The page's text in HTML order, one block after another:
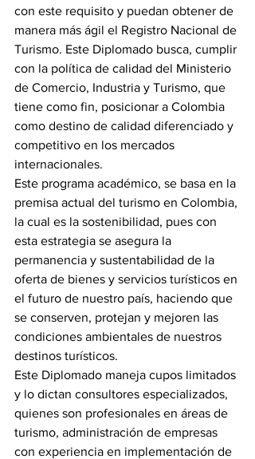
con este requisito y puedan obtener de
manera más ágil el Registro Nacional de
Turismo. Este Diplomado busca, cumplir
con la política de calidad del Ministerio
de Comercio, Industria y Turismo, que
tiene como fin, posicionar a Colombia
como destino de calidad diferenciado y
competitivo en los mercados
internacionales.
Este programa académico, se basa en la
premisa actual del turismo en Colombia,
la cual es la sostenibilidad, pues con
esta estrategia se asegura la
permanencia y sustentabilidad de la
oferta de bienes y servicios turísticos en
el futuro de nuestro país, haciendo que
se conserven, protejan y mejoren las
condiciones ambientales de nuestros
destinos turísticos.
Este Diplomado maneja cupos limitados
y lo dictan consultores especializados,
quienes son profesionales en áreas de
turismo, administración de empresas
con experiencia en implementación de